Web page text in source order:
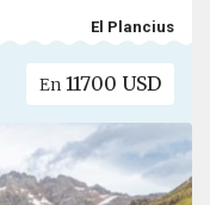
El Plancius
En 11700 USD